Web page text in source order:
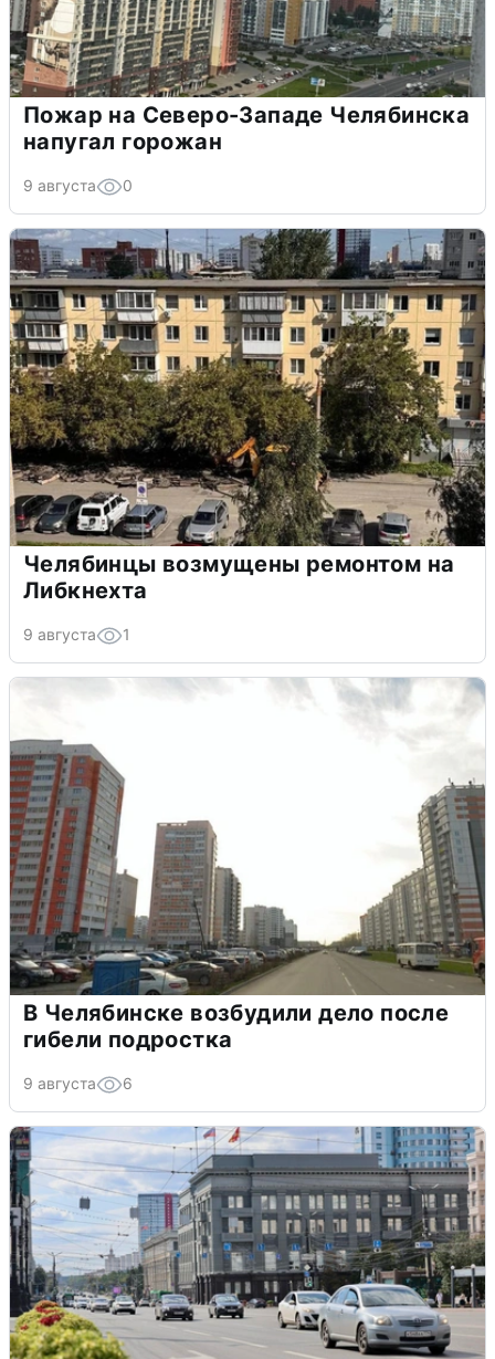
Пожар на Северо-Западе Челябинска
напугал горожан
9 августа 0
Челябинцы возмущены ремонтом на
Либкнехта
9 августа 1
В Челябинске возбудили дело после
гибели подростка
9 августа 6